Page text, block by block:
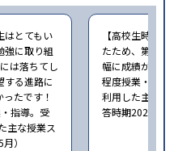
はとてもい
強に取り組
は落ちてし
する進路に
たです！
指導。受
主な授業ス
）
【高校生時の通
たため、第一志
幅に成績が向上
程度授業・指導
利用した主な授
答時期2024年5